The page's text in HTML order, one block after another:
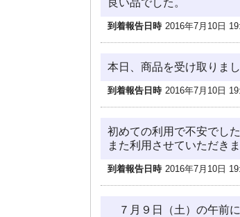
良い品でした。
到着報告日時 2016年7月10日
本日、商品を受け取りま
到着報告日時 2016年7月10日
初めての利用で不安でし
また利用させていただきま
到着報告日時 2016年7月10日
７月９日（土）の午前